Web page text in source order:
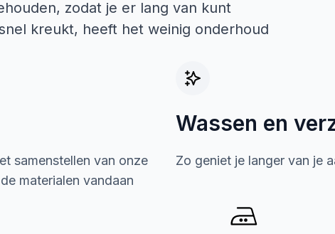
zodat je er lang van kunt
kreukt, heeft het weinig onderhoud
samenstellen van onze
materialen vandaan
Wassen en
Zo geniet je langer van je